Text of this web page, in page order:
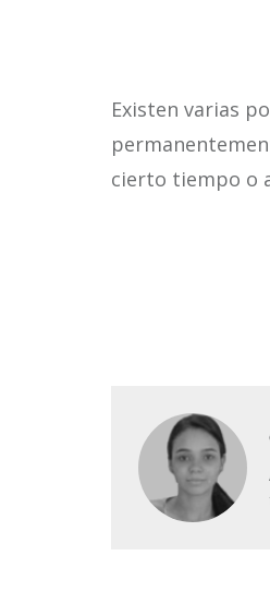
Existen varias
cierto tiempo o